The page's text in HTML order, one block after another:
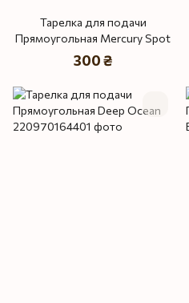
Тарелка для подачи
Прямоугольная Mercury Spot
300 ₴